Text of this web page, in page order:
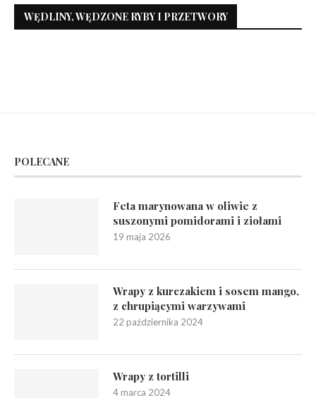
WĘDLINY, WĘDZONE RYBY I PRZETWORY
POLECANE
Feta marynowana w oliwie z
suszonymi pomidorami i ziołami
19 maja 2026
Wrapy z kurczakiem i sosem mango,
z chrupiącymi warzywami
22 października 2024
Wrapy z tortilli
4 marca 2024